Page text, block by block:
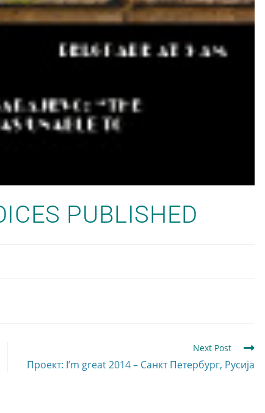
PUBLISHED
Next Post
Проект: I’m great 2014 – Санкт Петербург, Русија